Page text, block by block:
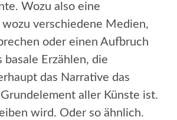
Wozu also eine
wozu verschiedene Medien,
oder einen Aufbruch
basale Erzählen, die
das Narrative das
aller Künste ist.
wird. Oder so ähnlich.